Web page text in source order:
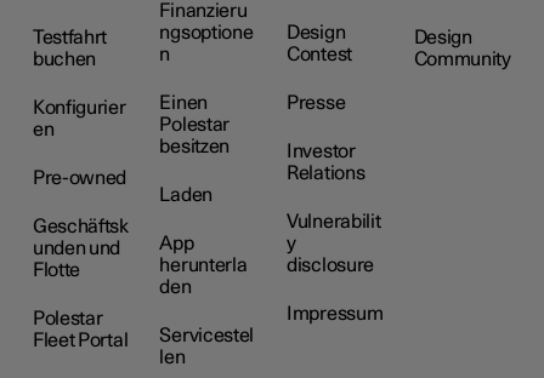
Testfahrt
buchen
Konfigurier
en
Pre-owned
Geschäftsk
unden und
Flotte
Polestar
Fleet Portal
Finanzieru
ngsoptione
n
Einen
Polestar
besitzen
Laden
App
herunterla
den
Servicestel
len
Design
Contest
Presse
Investor
Relations
Vulnerabilit
y
disclosure
Impressum
Design
Community